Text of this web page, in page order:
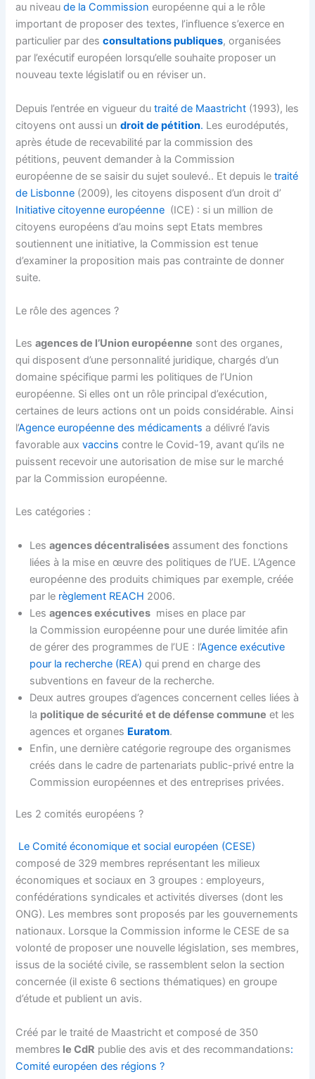
au niveaude la Commission européenne qui a le rôle
important de proposer des textes, l’influence s’exerce en
particulier par desconsultations publiques, organisées
par l’exécutif européen lorsqu’elle souhaite proposer un
nouveau texte législatif ou en réviser un.
Depuis l’entrée en vigueur dutraité de Maastricht (1993), les
citoyens ont aussi un droit de pétition. Les eurodéputés,
après étude de recevabilité par la commission des
pétitions, peuvent demander à la Commission
européenne de se saisir du sujet soulevé.. Et depuis letraité
de Lisbonne (2009), les citoyens disposent d’un droit d’
Initiative citoyenne européenne (ICE) : si un million de
citoyens européens d’au moins sept Etats membres
soutiennent une initiative, la Commission est tenue
d’examiner la proposition mais pas contrainte de donner
suite.
Le rôle des agences ?
Lesagences de l’Union européenne sont des organes,
qui disposent d’une personnalité juridique, chargés d’un
domaine spécifique parmi les politiques de l’Union
européenne. Si elles ont un rôle principal d’exécution,
certaines de leurs actions ont un poids considérable. Ainsi
l’Agence européenne des médicaments a délivré l’avis
favorable auxvaccins contre le Covid-19, avant qu’ils ne
puissent recevoir une autorisation de mise sur le marché
par la Commission européenne.
Les catégories :
Lesagences décentralisées assument des fonctions
liées à la mise en œuvre des politiques de l’UE. L’Agence
européenne des produits chimiques par exemple, créée
par le règlement REACH 2006.
Lesagences exécutives mises en place par
la Commission européenne pour une durée limitée afin
de gérer des programmes de l’UE : l’Agence exécutive
pour la recherche (REA) qui prend en charge des
subventions en faveur de la recherche.
Deux autres groupes d’agences concernent celles liées à
la politique de sécurité et de défense commune et les
agences et organes Euratom.
Enfin, une dernière catégorie regroupe des organismes
créés dans le cadre de partenariats public-privé entre la
Commission européennes et des entreprises privées.
Les 2 comités européens ?
Le Comité économique et social européen (CESE)
composé de 329 membres représentant les milieux
économiques et sociaux en 3 groupes : employeurs,
confédérations syndicales et activités diverses (dont les
ONG). Les membres sont proposés par les gouvernements
nationaux. Lorsque la Commission informe le CESE de sa
volonté de proposer une nouvelle législation, ses membres,
issus de la société civile, se rassemblent selon la section
concernée (il existe 6 sections thématiques) en groupe
d’étude et publient un avis.
Créé par le traité de Maastricht et composé de 350
membres le CdR publie des avis et des recommandations:
Comité européen des régions ?